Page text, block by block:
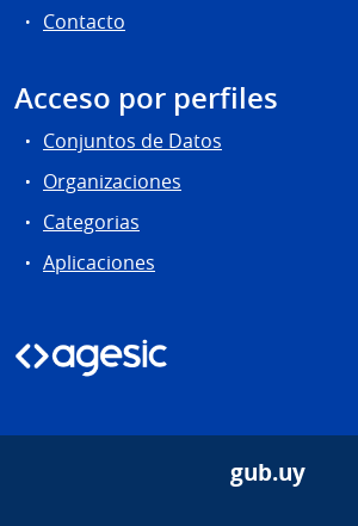
Contacto
Acceso por perfiles
Conjuntos de Datos
Organizaciones
Categorias
Aplicaciones
gub.uy